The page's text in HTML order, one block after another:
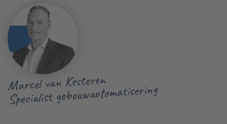
Marcel van Kesteren
Specialist gebouwautomatisering